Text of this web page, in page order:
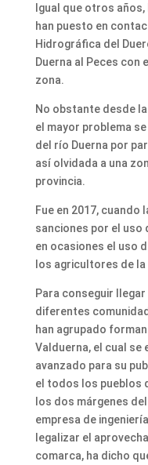
Igual que otros
han puesto en
Hidrográfica del
Duerna al Peces con
zona.
No obstante desde
el mayor problema
del río Duerna por
así olvidada a una
provincia.
Fue en 2017, cuando
sanciones por el uso
en ocasiones el uso
los agricultores de la
Para conseguir
diferentes
han agrupado
Valduerna, el cual se
avanzado para su
el todos los pueblos
los dos márgenes
empresa de
legalizar el
comarca, ha dicho